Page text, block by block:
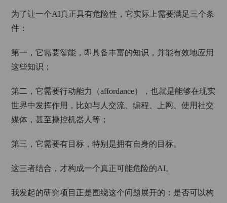
为了让一个AI真正具有危险性，它实际上需要满足三个条
件：
第一，它需要智能，即具备丰富的知识，并能有效地应用
这些知识；
第二，它需要行动能力（affordance），也就是能够在现实
世界中发挥作用，比如与人交流、编程、上网、使用社交
媒体，甚至操控机器人等；
第三，它需要有目标，特别是拥有自身的目标。
这三者结合，才构成一个真正可能危险的AI。
我发起的研究项目正是围绕这个问题展开的：是否可以构